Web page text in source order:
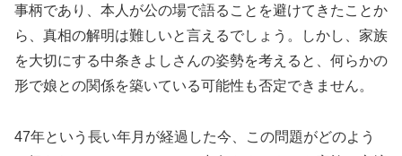
事柄であり、本人が公の場で語ることを避けてきたことか
ら、真相の解明は難しいと言えるでしょう。しかし、家族
を大切にする中条きよしさんの姿勢を考えると、何らかの
形で娘との関係を築いている可能性も否定できません。
47年という長い年月が経過した今、この問題がどのよう